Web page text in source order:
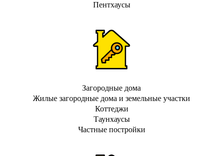
Пентхаусы
Загородные дома
Жилые загородные дома и земельные участки
Коттеджи
Таунхаусы
Частные постройки